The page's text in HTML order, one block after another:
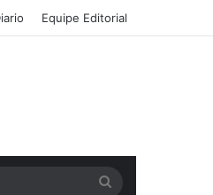
Equipe Editorial